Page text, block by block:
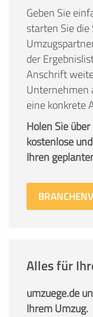
Geben Sie
starten Sie
der
Anschrift
Unternehmen
eine konkrete
Holen Sie
kostenlose
Ihren
Alles für
umzuege.de
Ihrem Umzug.